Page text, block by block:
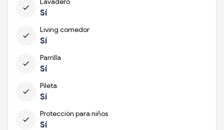
check
Sí
check
Living comedor
Sí
check
Parrilla
Sí
check
Pileta
Sí
check
Protección para niños
Sí